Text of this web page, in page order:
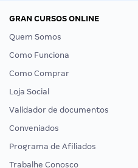
GRAN CURSOS ONLINE
Quem Somos
Como Funciona
Como Comprar
Loja Social
Validador de documentos
Conveniados
Programa de Afiliados
Trabalhe Conosco